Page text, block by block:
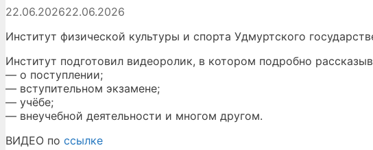
22.06.202622.06.2026
Институт физической культуры и спорта Удмуртского
Институт подготовил видеоролик, в котором подробно
— о поступлении;
— вступительном экзамене;
— учёбе;
— внеучебной деятельности и многом другом.
ВИДЕО по ссылке